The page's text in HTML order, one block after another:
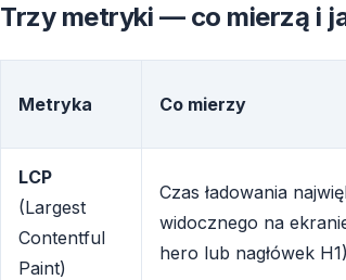
Trzy metryki — co mierzą i
Metryka Co mierzy
LCP
(Largest
Contentful
Paint)
Czas ładowania
widocznego na
hero lub nagłówek H1)